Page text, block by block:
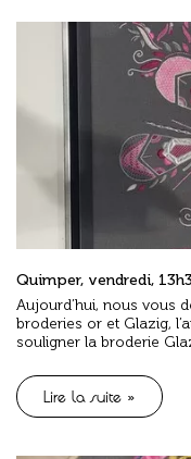
Quimper, vendredi,
Aujourd’hui, nous vous
broderies or et Glazig,
souligner la broderie
Lire la suite »